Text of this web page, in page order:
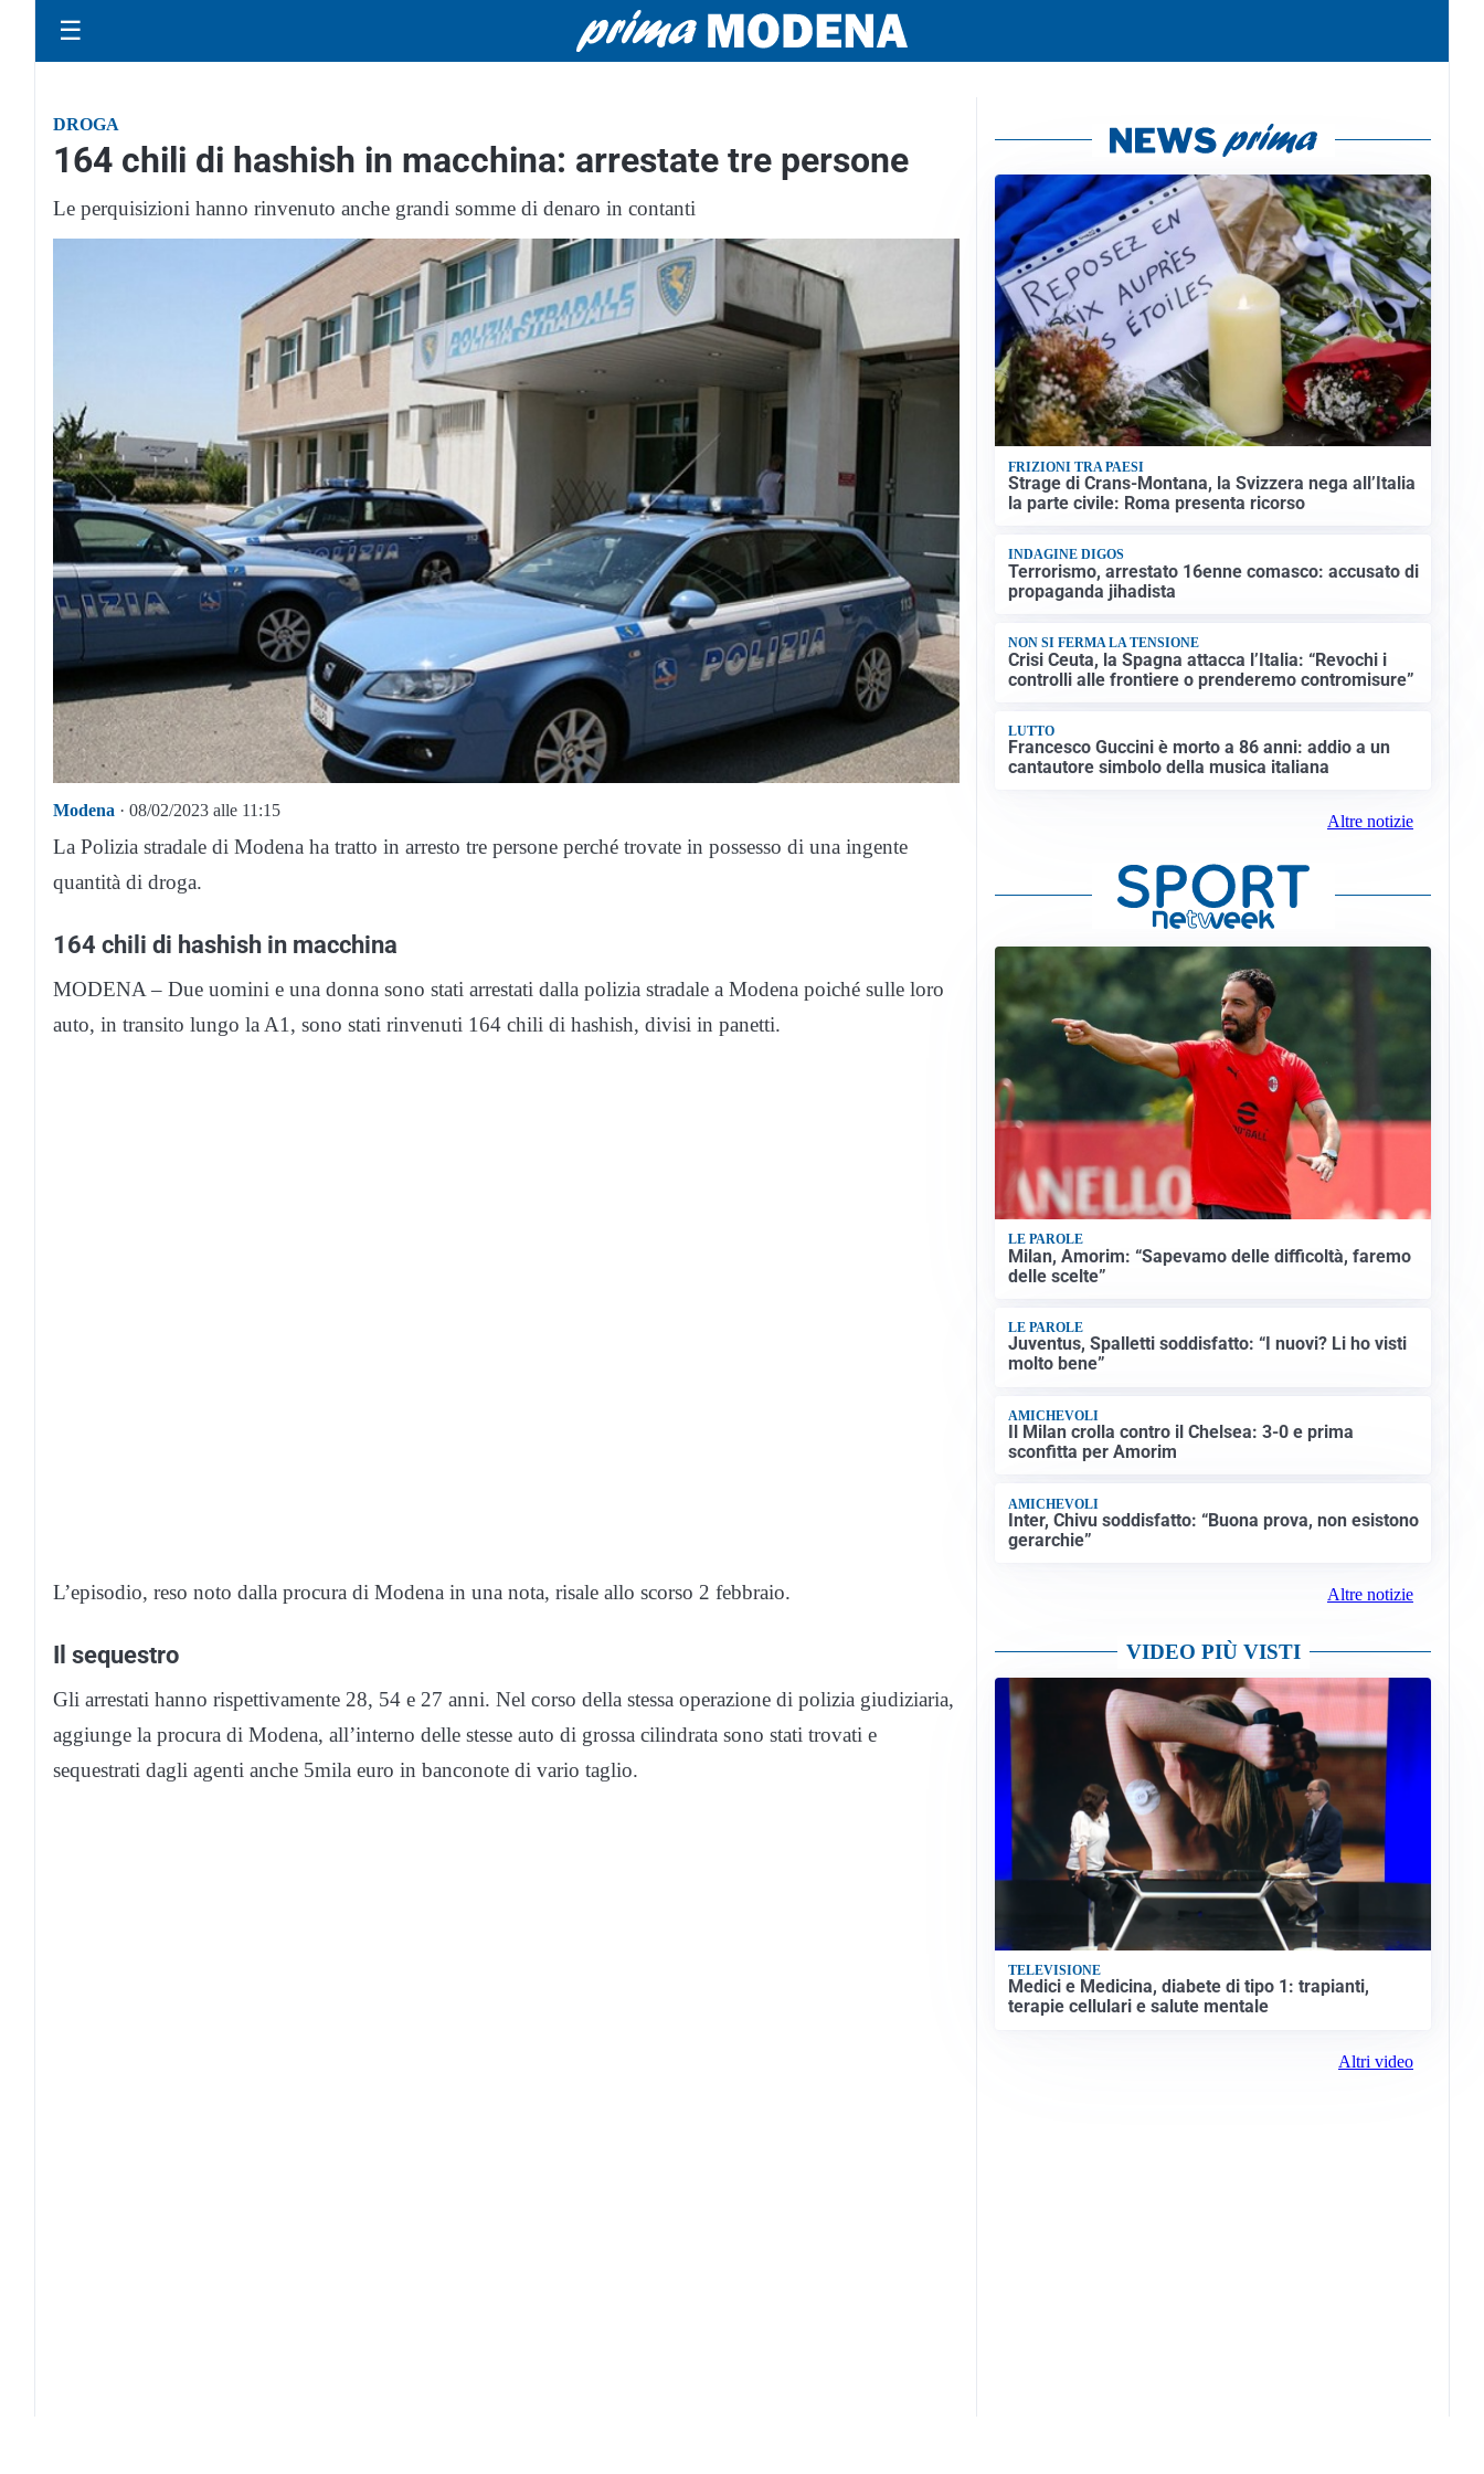
☰
DROGA
164 chili di hashish in macchina: arrestate tre persone
Le perquisizioni hanno rinvenuto anche grandi somme di denaro in contanti
Modena · 08/02/2023 alle 11:15
La Polizia stradale di Modena ha tratto in arresto tre persone perché trovate in possesso di una ingente
quantità di droga.
164 chili di hashish in macchina
MODENA – Due uomini e una donna sono stati arrestati dalla polizia stradale a Modena poiché sulle loro
auto, in transito lungo la A1, sono stati rinvenuti 164 chili di hashish, divisi in panetti.
L’episodio, reso noto dalla procura di Modena in una nota, risale allo scorso 2 febbraio.
Il sequestro
Gli arrestati hanno rispettivamente 28, 54 e 27 anni. Nel corso della stessa operazione di polizia giudiziaria,
aggiunge la procura di Modena, all’interno delle stesse auto di grossa cilindrata sono stati trovati e
sequestrati dagli agenti anche 5mila euro in banconote di vario taglio.
FRIZIONI TRA PAESI
Strage di Crans-Montana, la Svizzera nega all’Italia
la parte civile: Roma presenta ricorso
INDAGINE DIGOS
Terrorismo, arrestato 16enne comasco: accusato di
propaganda jihadista
NON SI FERMA LA TENSIONE
Crisi Ceuta, la Spagna attacca l’Italia: “Revochi i
controlli alle frontiere o prenderemo contromisure”
LUTTO
Francesco Guccini è morto a 86 anni: addio a un
cantautore simbolo della musica italiana
Altre notizie
LE PAROLE
Milan, Amorim: “Sapevamo delle difficoltà, faremo
delle scelte”
LE PAROLE
Juventus, Spalletti soddisfatto: “I nuovi? Li ho visti
molto bene”
AMICHEVOLI
Il Milan crolla contro il Chelsea: 3-0 e prima
sconfitta per Amorim
AMICHEVOLI
Inter, Chivu soddisfatto: “Buona prova, non esistono
gerarchie”
Altre notizie
VIDEO PIÙ VISTI
TELEVISIONE
Medici e Medicina, diabete di tipo 1: trapianti,
terapie cellulari e salute mentale
Altri video